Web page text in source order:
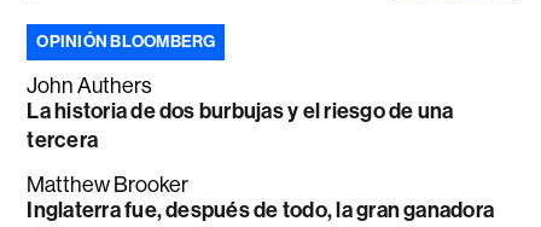
OPINIÓN BLOOMBERG
John Authers
La historia de dos burbujas y el riesgo de una
tercera
Matthew Brooker
Inglaterra fue, después de todo, la gran ganadora